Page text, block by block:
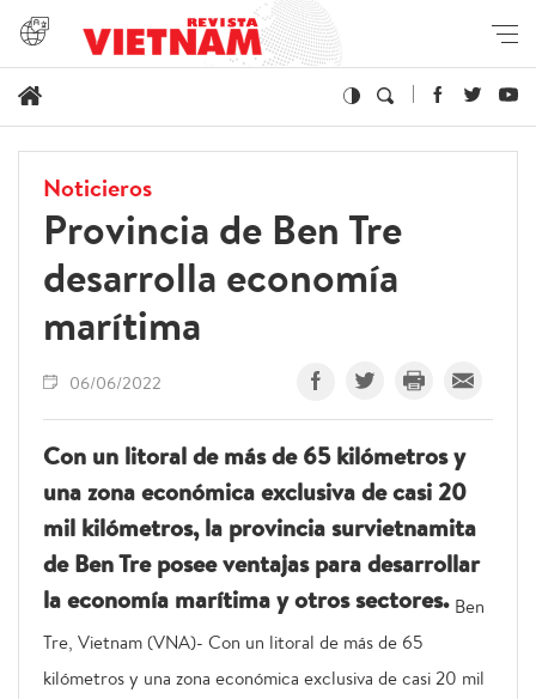
Noticieros
Provincia de Ben Tre
desarrolla economía
marítima
06/06/2022
Con un litoral de más de 65 kilómetros y
una zona económica exclusiva de casi 20
mil kilómetros, la provincia survietnamita
de Ben Tre posee ventajas para desarrollar
la economía marítima y otros sectores. Ben
Tre, Vietnam (VNA)- Con un litoral de más de 65
kilómetros y una zona económica exclusiva de casi 20 mil